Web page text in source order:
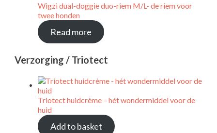
Wigzi dual-doggie duo-riem M/L- de riem voor
twee honden
Read more
Verzorging / Triotect
Triotect huidcrème – hét wondermiddel voor de
huid
Add to basket